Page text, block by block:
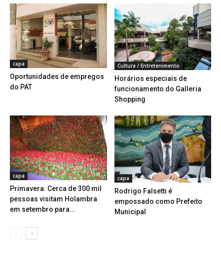
capa
Oportunidades de empregos
do PAT
Cultura / Entretenimento
Horários especiais de
funcionamento do Galleria
Shopping
capa
Primavera: Cerca de 300 mil
pessoas visitam Holambra
em setembro para...
capa
Rodrigo Falsetti é
empossado como Prefeito
Municipal